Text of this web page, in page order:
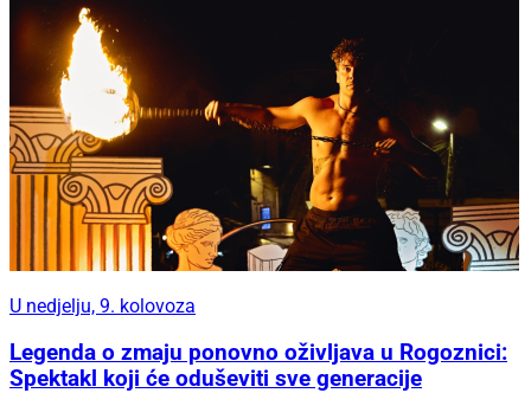
U nedjelju, 9. kolovoza
Legenda o zmaju ponovno oživljava u Rogoznici:
Spektakl koji će oduševiti sve generacije